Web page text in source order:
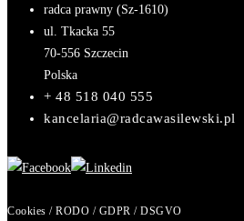
radca prawny (Sz-1610)
ul. Tkacka 55
70-556 Szczecin
Polska
+ 48 518 040 555
kancelaria@radcawasilewski.pl
Cookies / RODO / GDPR / DSGVO